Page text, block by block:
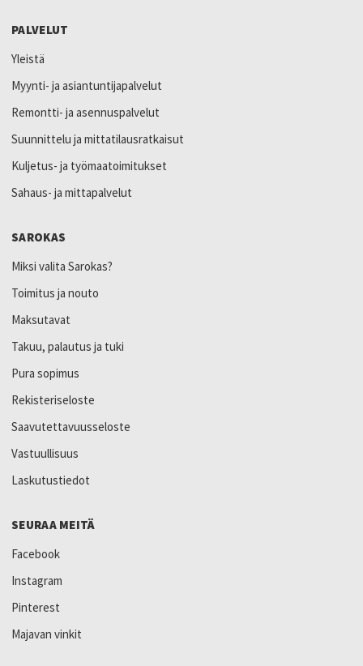
PALVELUT
Yleistä
Myynti- ja asiantuntijapalvelut
Remontti- ja asennuspalvelut
Suunnittelu ja mittatilausratkaisut
Kuljetus- ja työmaatoimitukset
Sahaus- ja mittapalvelut
SAROKAS
Miksi valita Sarokas?
Toimitus ja nouto
Maksutavat
Takuu, palautus ja tuki
Pura sopimus
Rekisteriseloste
Saavutettavuusseloste
Vastuullisuus
Laskutustiedot
SEURAA MEITÄ
Facebook
Instagram
Pinterest
Majavan vinkit